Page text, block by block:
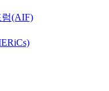
럼(AIF)